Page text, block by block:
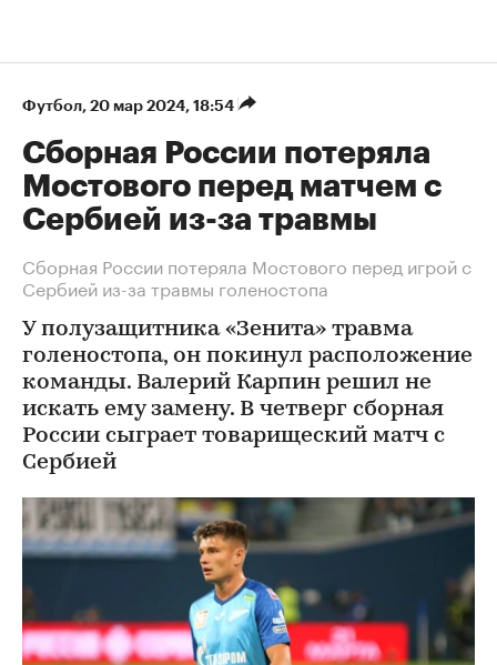
Футбол⁠, 20 мар 2024, 18:54
Сборная России потеряла
Мостового перед матчем с
Сербией из-за травмы
Сборная России потеряла Мостового перед игрой с
Сербией из-за травмы голеностопа
У полузащитника «Зенита» травма
голеностопа, он покинул расположение
команды. Валерий Карпин решил не
искать ему замену. В четверг сборная
России сыграет товарищеский матч с
Сербией